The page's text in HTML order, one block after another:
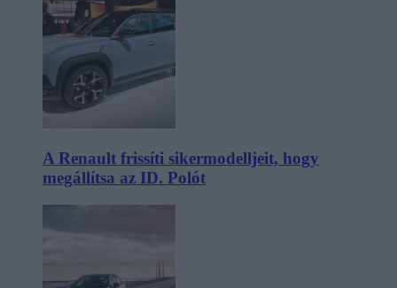
A Renault frissíti sikermodelljeit, hogy
megállítsa az ID. Polót